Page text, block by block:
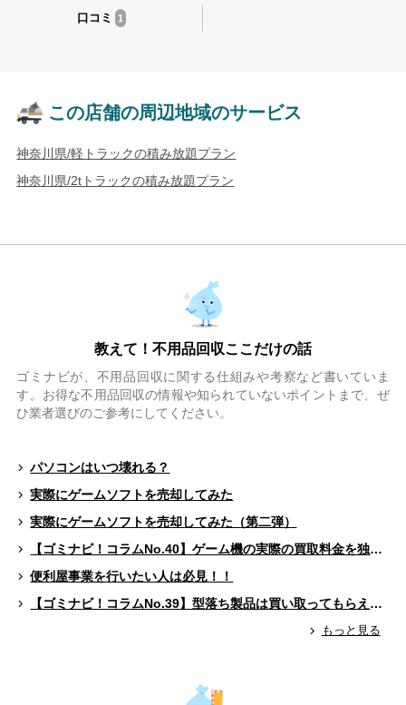
口コミ 1
この店舗の周辺地域のサービス
神奈川県/軽トラックの積み放題プラン
神奈川県/2tトラックの積み放題プラン
教えて！不用品回収ここだけの話
ゴミナビが、不用品回収に関する仕組みや考察など書いていま
す。お得な不用品回収の情報や知られていないポイントまで、ぜ
ひ業者選びのご参考にしてください。
パソコンはいつ壊れる？
実際にゲームソフトを売却してみた
実際にゲームソフトを売却してみた（第二弾）
【ゴミナビ！コラムNo.40】ゲーム機の実際の買取料金を独自調査！！
便利屋事業を行いたい人は必見！！
【ゴミナビ！コラムNo.39】型落ち製品は買い取ってもらえる？（ゲームソフト編）
もっと見る